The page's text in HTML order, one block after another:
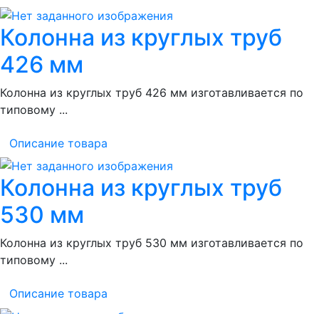
Колонна из круглых труб
426 мм
Колонна из круглых труб 426 мм изготавливается по
типовому ...
Описание товара
Колонна из круглых труб
530 мм
Колонна из круглых труб 530 мм изготавливается по
типовому ...
Описание товара